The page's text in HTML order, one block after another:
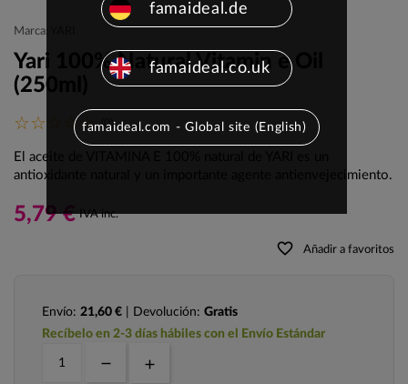
Marca: YARI
Yari 100% Natural Vitamin e Oil
(250ml)
(0)
El aceite de VITAMINA E 100% natural de YARI es un
antioxidante natural y un importante agente antienvejecimiento.
5,79 € IVA inc.
favorite_border Añadir a favoritos
Envío: 21,60 € | Devolución: Gratis
Recíbelo en 2-3 días hábiles con el Envío Estándar
famaideal.de
famaideal.co.uk
famaideal.com - Global site (English)